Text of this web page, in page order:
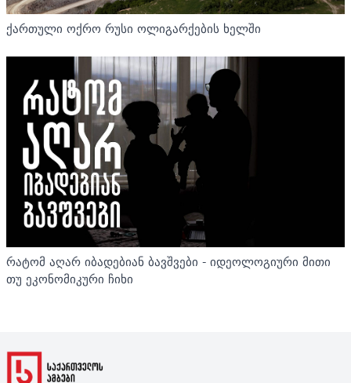
ქართული ოქრო რუსი ოლიგარქების ხელში
რატომ აღარ იბადებიან ბავშვები - იდეოლოგიური მითი
თუ ეკონომიკური ჩიხი